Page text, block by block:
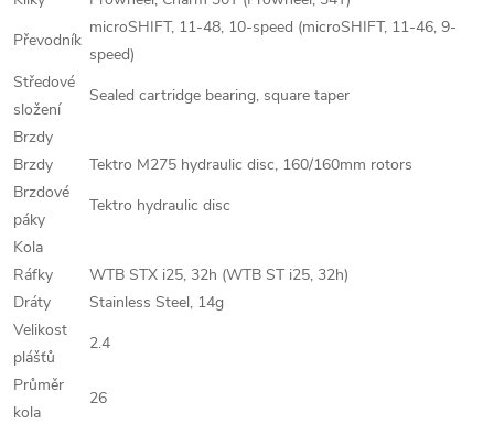
Převodník
microSHIFT, 11-48, 10-speed (microSHIFT, 11-46, 9-
speed)
Středové
složení
Sealed cartridge bearing, square taper
Brzdy
Brzdy
Tektro M275 hydraulic disc, 160/160mm rotors
Brzdové
páky
Tektro hydraulic disc
Kola
Ráfky
WTB STX i25, 32h (WTB ST i25, 32h)
Dráty
Stainless Steel, 14g
Velikost
plášťů
2.4
Průměr
kola
26